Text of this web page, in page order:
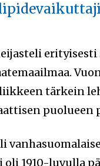
erityisesti
tärkein
puolueen
1910-luvulla